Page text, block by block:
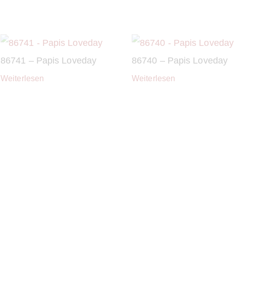
86741 – Papis Loveday
Weiterlesen
86740 – Papis Loveday
Weiterlesen